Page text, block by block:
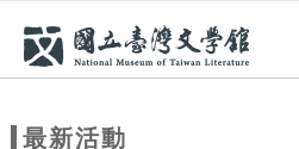
最新活動